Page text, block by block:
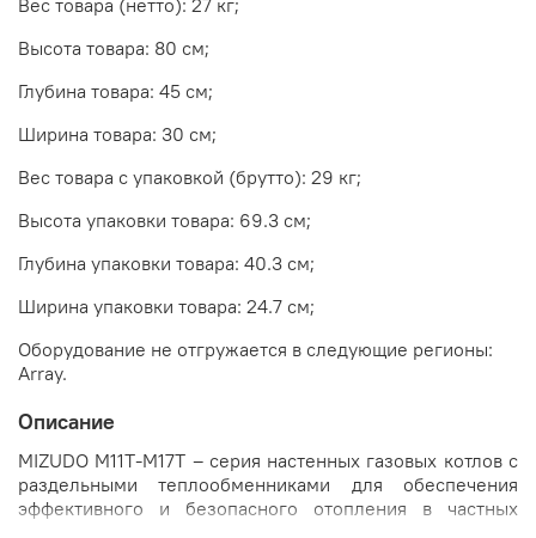
Вес товара (нетто): 27 кг;
Высота товара: 80 см;
Глубина товара: 45 см;
Ширина товара: 30 см;
Вес товара с упаковкой (брутто): 29 кг;
Высота упаковки товара: 69.3 см;
Глубина упаковки товара: 40.3 см;
Ширина упаковки товара: 24.7 см;
Оборудование не отгружается в следующие регионы:
Array.
Описание
MIZUDO М11Т-М17Т – серия настенных газовых котлов с
раздельными теплообменниками для обеспечения
эффективного и безопасного отопления в частных